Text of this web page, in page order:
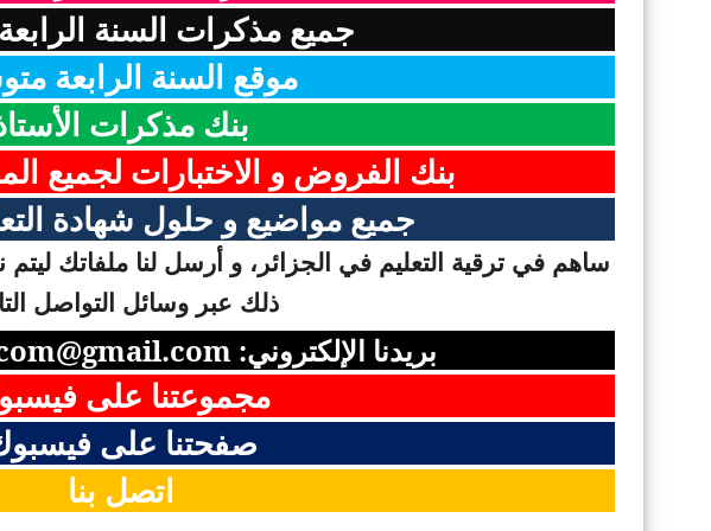
جميع مذكرات السنة
موقع السنة الرابعة
بنك مذكرات
بنك الفروض و الاختبارات لجميع
جميع مواضيع و حلول شهادة
ساهم في ترقية التعليم في الجزائر، و أرسل لنا ملفاتك ليتم
ذلك عبر وسائل التواصل
بريدنا الإلكتروني:
مجموعتنا على
صفحتنا على
اتصل بنا